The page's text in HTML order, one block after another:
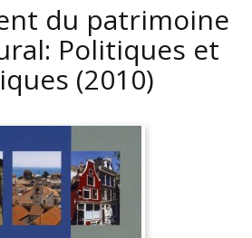
du patrimoine
Politiques et
(2010)